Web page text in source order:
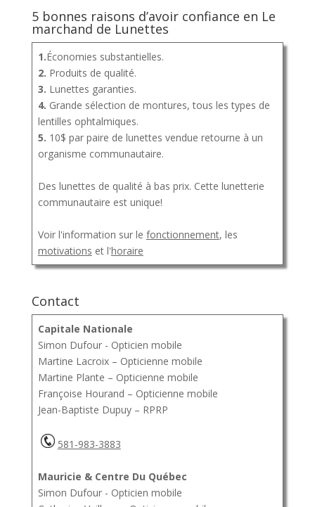
5 bonnes raisons d’avoir confiance en Le
marchand de Lunettes
1.Économies substantielles.
2. Produits de qualité.
3. Lunettes garanties.
4. Grande sélection de montures, tous les types de
lentilles ophtalmiques.
5. 10$ par paire de lunettes vendue retourne à un
organisme communautaire.
Des lunettes de qualité à bas prix. Cette lunetterie
communautaire est unique!
Voir l'information sur le fonctionnement, les
motivations et l'horaire
Contact
Capitale Nationale
Simon Dufour - Opticien mobile
Martine Lacroix – Opticienne mobile
Martine Plante – Opticienne mobile
Françoise Hourand – Opticienne mobile
Jean-Baptiste Dupuy – RPRP
581-983-3883
Mauricie & Centre Du Québec
Simon Dufour - Opticien mobile